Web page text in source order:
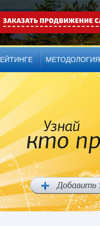
МЕТОДОЛОГИЯ